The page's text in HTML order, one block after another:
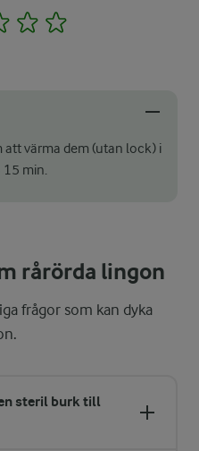
3 4
att värma dem (utan lock) i
15 min.
rårörda lingon
frågor som kan dyka
steril burk till